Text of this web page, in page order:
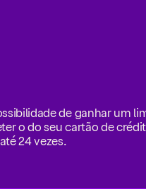
de ganhar um
o do seu cartão de
24 vezes.